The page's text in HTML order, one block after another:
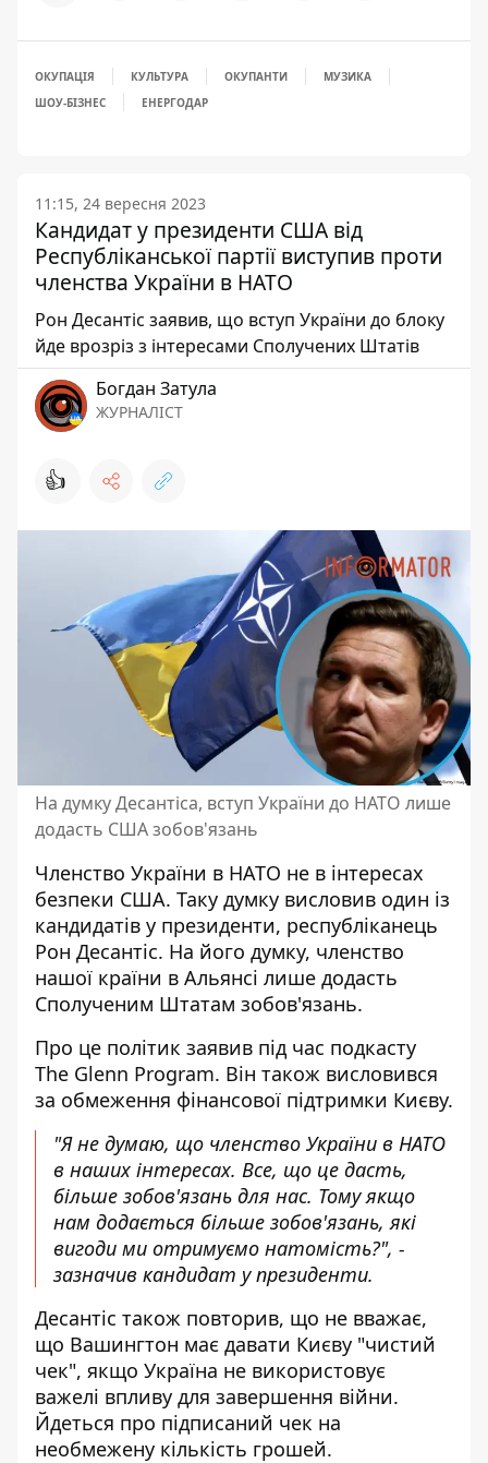
ОКУПАЦІЯ КУЛЬТУРА ОКУПАНТИ
МУЗИКА
ШОУ-БІЗНЕС
ЕНЕРГОДАР
11:15, 24 вересня 2023
Кандидат у президенти США від
Республіканської партії виступив проти
членства України в НАТО
Рон Десантіс заявив, що вступ України до блоку
йде врозріз з інтересами Сполучених Штатів
Богдан Затула
ЖУРНАЛІСТ
👍
На думку Десантіса, вступ України до НАТО лише
додасть США зобов'язань
Членство України в НАТО не в інтересах
безпеки США. Таку думку висловив один із
кандидатів у президенти, республіканець
Рон Десантіс. На його думку, членство
нашої країни в Альянсі лише додасть
Сполученим Штатам зобов'язань.
Про це політик заявив під час подкасту
The Glenn Program. Він також висловився
за обмеження фінансової підтримки Києву.
"Я не думаю, що членство України в НАТО
в наших інтересах. Все, що це дасть,
більше зобов'язань для нас. Тому якщо
нам додається більше зобов'язань, які
вигоди ми отримуємо натомість?", -
зазначив кандидат у президенти.
Десантіс також повторив, що не вважає,
що Вашингтон має давати Києву "чистий
чек", якщо Україна не використовує
важелі впливу для завершення війни.
Йдеться про підписаний чек на
необмежену кількість грошей.